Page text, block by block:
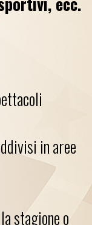
in aree
stagione o